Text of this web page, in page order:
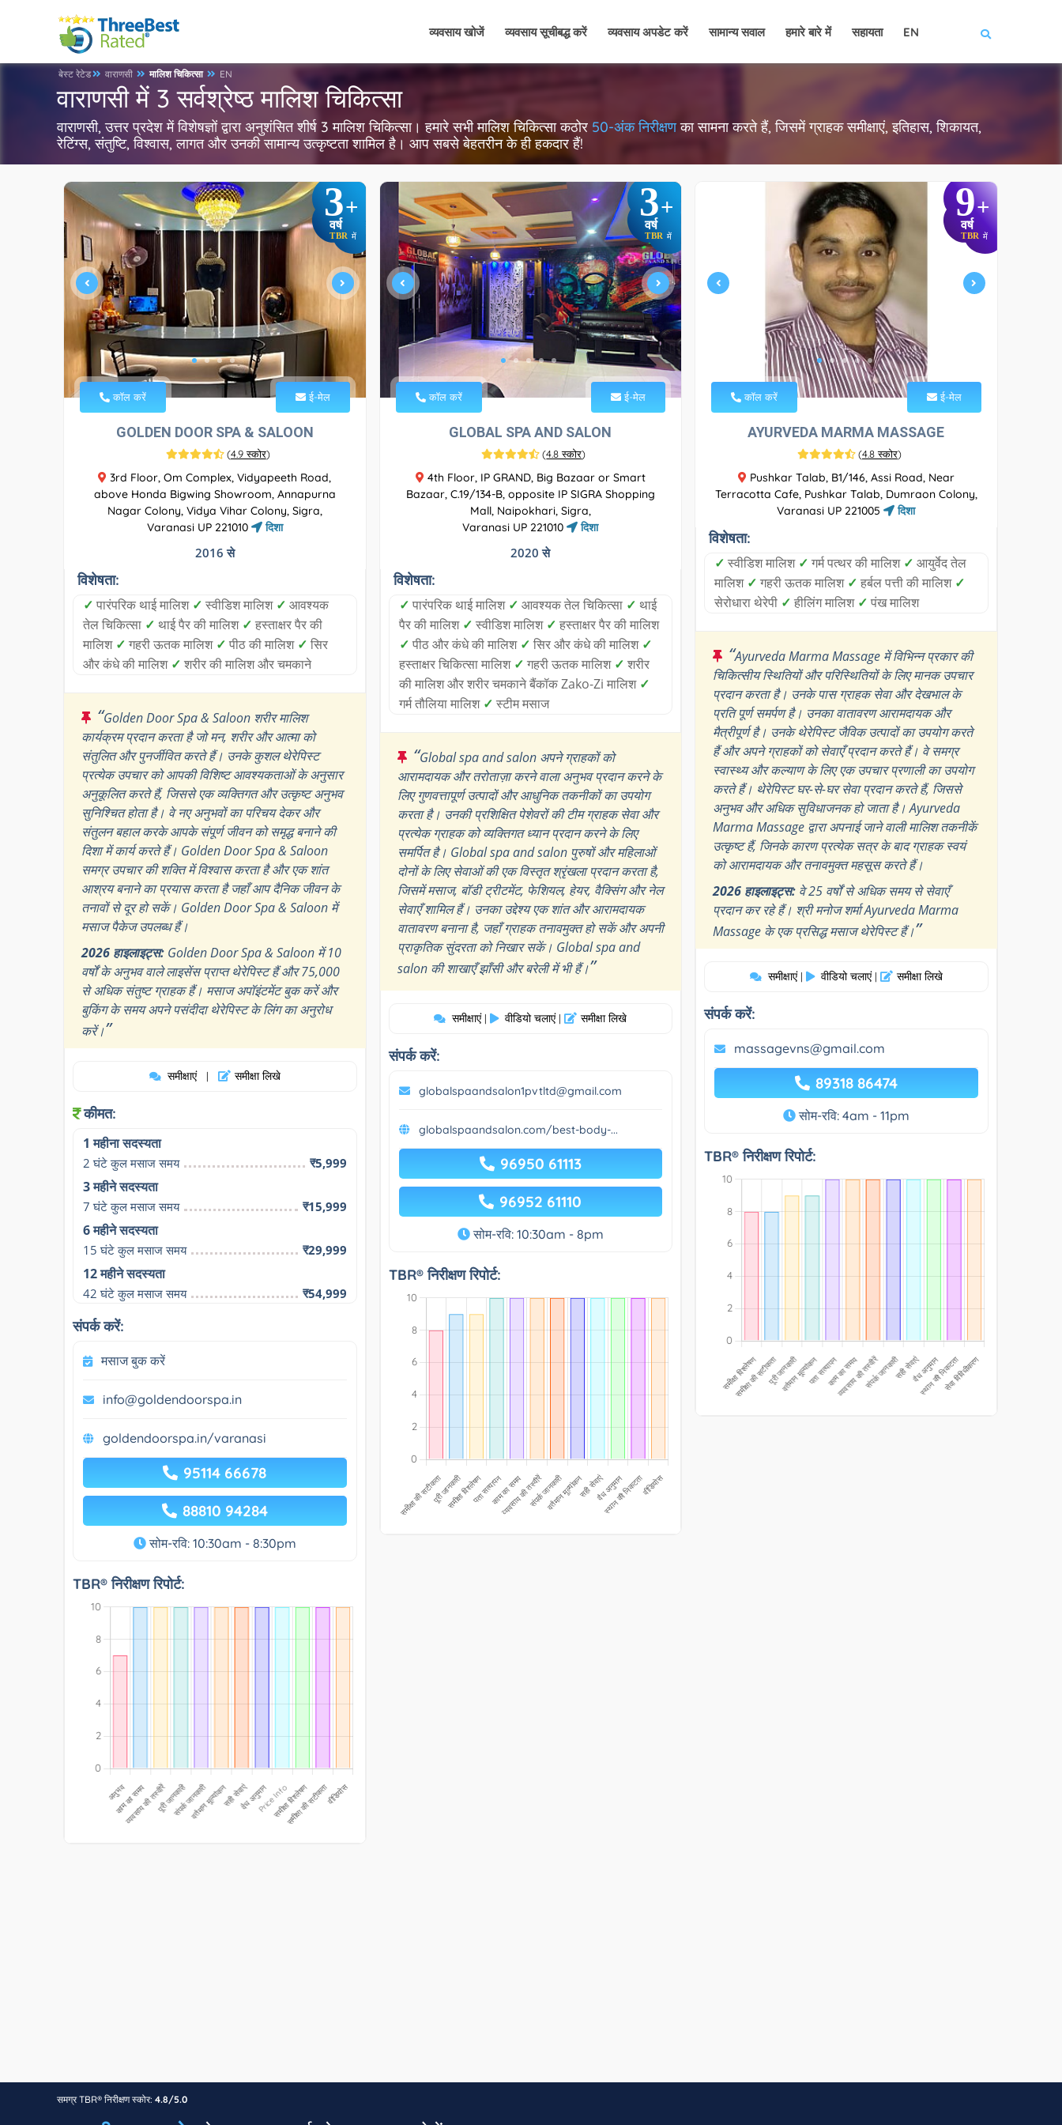
व्यवसाय खोजें व्यवसाय सूचीबद्ध करें व्यवसाय अपडेट करें सामान्य सवाल हमारे बारे में सहायता EN
बेस्ट रेटेड वाराणसी मालिश चिकित्सा EN
वाराणसी में 3 सर्वश्रेष्ठ मालिश चिकित्सा
वाराणसी, उत्तर प्रदेश में विशेषज्ञों द्वारा अनुशंसित शीर्ष 3 मालिश चिकित्सा। हमारे सभी मालिश चिकित्सा कठोर 50-अंक निरीक्षणका सामना करते हैं, जिसमें ग्राहक समीक्षाएं, इतिहास, शिकायत,
रेटिंग्स, संतुष्टि, विश्वास, लागत और उनकी सामान्य उत्कृष्टता शामिल है। आप सबसे बेहतरीन के ही हकदार हैं!
3+
वर्ष
TBR में
कॉल करें ई-मेल
GOLDEN DOOR SPA & SALOON
(4.9 स्कोर)
3rd Floor, Om Complex, Vidyapeeth Road,
above Honda Bigwing Showroom, Annapurna
Nagar Colony, Vidya Vihar Colony, Sigra,
Varanasi UP 221010
दिशा
2016 से
विशेषता:
✓ पारंपरिक थाई मालिश ✓ स्वीडिश मालिश ✓ आवश्यक
तेल चिकित्सा ✓ थाई पैर की मालिश ✓ हस्ताक्षर पैर की
मालिश ✓ गहरी ऊतक मालिश ✓ पीठ की मालिश ✓ सिर
और कंधे की मालिश ✓ शरीर की मालिश और चमकाने
“Golden Door Spa & Saloon शरीर मालिश
कार्यक्रम प्रदान करता है जो मन, शरीर और आत्मा को
संतुलित और पुनर्जीवित करते हैं। उनके कुशल थेरेपिस्ट
प्रत्येक उपचार को आपकी विशिष्ट आवश्यकताओं के अनुसार
अनुकूलित करते हैं, जिससे एक व्यक्तिगत और उत्कृष्ट अनुभव
सुनिश्चित होता है। वे नए अनुभवों का परिचय देकर और
संतुलन बहाल करके आपके संपूर्ण जीवन को समृद्ध बनाने की
दिशा में कार्य करते हैं। Golden Door Spa & Saloon
समग्र उपचार की शक्ति में विश्वास करता है और एक शांत
आश्रय बनाने का प्रयास करता है जहाँ आप दैनिक जीवन के
तनावों से दूर हो सकें। Golden Door Spa & Saloon में
मसाज पैकेज उपलब्ध हैं।
2026 हाइलाइट्स: Golden Door Spa & Saloon में 10
वर्षों के अनुभव वाले लाइसेंस प्राप्त थेरेपिस्ट हैं और 75,000
से अधिक संतुष्ट ग्राहक हैं। मसाज अपॉइंटमेंट बुक करें और
बुकिंग के समय अपने पसंदीदा थेरेपिस्ट के लिंग का अनुरोध
करें।”
समीक्षाएं | समीक्षा लिखे
कीमत:
1 महीना सदस्यता
2 घंटे कुल मसाज समय ₹5,999
3 महीने सदस्यता
7 घंटे कुल मसाज समय ₹15,999
6 महीने सदस्यता
15 घंटे कुल मसाज समय ₹29,999
12 महीने सदस्यता
42 घंटे कुल मसाज समय ₹54,999
संपर्क करें:
मसाज बुक करें
info@goldendoorspa.in
goldendoorspa.in/varanasi
95114 66678
88810 94284
सोम-रवि: 10:30am - 8:30pm
TBR® निरीक्षण रिपोर्ट:
3+
वर्ष
TBR में
कॉल करें ई-मेल
GLOBAL SPA AND SALON
(4.8 स्कोर)
4th Floor, IP GRAND, Big Bazaar or Smart
Bazaar, C.19/134-B, opposite IP SIGRA Shopping
Mall, Naipokhari, Sigra,
Varanasi UP 221010
दिशा
2020 से
विशेषता:
✓ पारंपरिक थाई मालिश ✓ आवश्यक तेल चिकित्सा ✓ थाई
पैर की मालिश ✓ स्वीडिश मालिश ✓ हस्ताक्षर पैर की मालिश
✓ पीठ और कंधे की मालिश ✓ सिर और कंधे की मालिश ✓
हस्ताक्षर चिकित्सा मालिश ✓ गहरी ऊतक मालिश ✓ शरीर
की मालिश और शरीर चमकाने बैंकॉक Zako-Zi मालिश ✓
गर्म तौलिया मालिश ✓ स्टीम मसाज
“Global spa and salon अपने ग्राहकों को
आरामदायक और तरोताज़ा करने वाला अनुभव प्रदान करने के
लिए गुणवत्तापूर्ण उत्पादों और आधुनिक तकनीकों का उपयोग
करता है। उनकी प्रशिक्षित पेशेवरों की टीम ग्राहक सेवा और
प्रत्येक ग्राहक को व्यक्तिगत ध्यान प्रदान करने के लिए
समर्पित है। Global spa and salon पुरुषों और महिलाओं
दोनों के लिए सेवाओं की एक विस्तृत श्रृंखला प्रदान करता है,
जिसमें मसाज, बॉडी ट्रीटमेंट, फेशियल, हेयर, वैक्सिंग और नेल
सेवाएँ शामिल हैं। उनका उद्देश्य एक शांत और आरामदायक
वातावरण बनाना है, जहाँ ग्राहक तनावमुक्त हो सकें और अपनी
प्राकृतिक सुंदरता को निखार सकें। Global spa and
salon की शाखाएँ झाँसी और बरेली में भी हैं।”
समीक्षाएं | वीडियो चलाएं | समीक्षा लिखे
संपर्क करें:
globalspaandsalon1pvtltd@gmail.com
globalspaandsalon.com/best-body-...
96950 61113
96952 61110
सोम-रवि: 10:30am - 8pm
TBR® निरीक्षण रिपोर्ट:
9+
वर्ष
TBR में
कॉल करें ई-मेल
AYURVEDA MARMA MASSAGE
(4.8 स्कोर)
Pushkar Talab, B1/146, Assi Road, Near
Terracotta Cafe, Pushkar Talab, Dumraon Colony,
Varanasi UP 221005
दिशा
विशेषता:
✓ स्वीडिश मालिश ✓ गर्म पत्थर की मालिश ✓ आयुर्वेद तेल
मालिश ✓ गहरी ऊतक मालिश ✓ हर्बल पत्ती की मालिश ✓
सेरोधारा थेरेपी ✓ हीलिंग मालिश ✓ पंख मालिश
“Ayurveda Marma Massage में विभिन्न प्रकार की
चिकित्सीय स्थितियों और परिस्थितियों के लिए मानक उपचार
प्रदान करता है। उनके पास ग्राहक सेवा और देखभाल के
प्रति पूर्ण समर्पण है। उनका वातावरण आरामदायक और
मैत्रीपूर्ण है। उनके थेरेपिस्ट जैविक उत्पादों का उपयोग करते
हैं और अपने ग्राहकों को सेवाएँ प्रदान करते हैं। वे समग्र
स्वास्थ्य और कल्याण के लिए एक उपचार प्रणाली का उपयोग
करते हैं। थेरेपिस्ट घर-से-घर सेवा प्रदान करते हैं, जिससे
अनुभव और अधिक सुविधाजनक हो जाता है। Ayurveda
Marma Massage द्वारा अपनाई जाने वाली मालिश तकनीकें
उत्कृष्ट हैं, जिनके कारण प्रत्येक सत्र के बाद ग्राहक स्वयं
को आरामदायक और तनावमुक्त महसूस करते हैं।
2026 हाइलाइट्स: वे 25 वर्षों से अधिक समय से सेवाएँ
प्रदान कर रहे हैं। श्री मनोज शर्मा Ayurveda Marma
Massage के एक प्रसिद्ध मसाज थेरेपिस्ट हैं।”
समीक्षाएं | वीडियो चलाएं | समीक्षा लिखे
संपर्क करें:
massagevns@gmail.com
89318 86474
सोम-रवि: 4am - 11pm
TBR® निरीक्षण रिपोर्ट:
समग्र TBR® निरीक्षण स्कोर: 4.8/5.0